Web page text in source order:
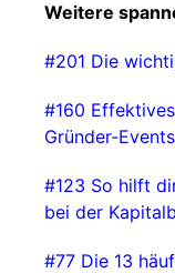
Weitere
#201 Die
#160
Gründer-
#123 So hilft
bei der
#77 Die 13